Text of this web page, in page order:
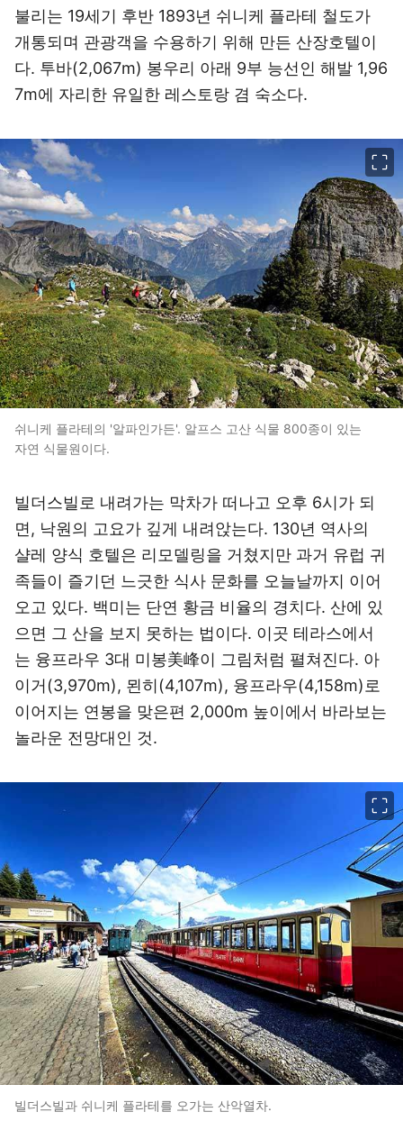
불리는 19세기 후반 1893년 쉬니케 플라테 철도가
개통되며 관광객을 수용하기 위해 만든 산장호텔이
다. 투바(2,067m) 봉우리 아래 9부 능선인 해발 1,96
7m에 자리한 유일한 레스토랑 겸 숙소다.
쉬니케 플라테의 '알파인가든'. 알프스 고산 식물 800종이 있는
자연 식물원이다.
빌더스빌로 내려가는 막차가 떠나고 오후 6시가 되
면, 낙원의 고요가 깊게 내려앉는다. 130년 역사의
샬레 양식 호텔은 리모델링을 거쳤지만 과거 유럽 귀
족들이 즐기던 느긋한 식사 문화를 오늘날까지 이어
오고 있다. 백미는 단연 황금 비율의 경치다. 산에 있
으면 그 산을 보지 못하는 법이다. 이곳 테라스에서
는 융프라우 3대 미봉美峰이 그림처럼 펼쳐진다. 아
이거(3,970m), 묀히(4,107m), 융프라우(4,158m)로
이어지는 연봉을 맞은편 2,000m 높이에서 바라보는
놀라운 전망대인 것.
빌더스빌과 쉬니케 플라테를 오가는 산악열차.